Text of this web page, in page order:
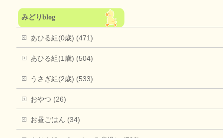
みどりblog
あひる組(0歳) (471)
あひる組(1歳) (504)
うさぎ組(2歳) (533)
おやつ (26)
お昼ごはん (34)